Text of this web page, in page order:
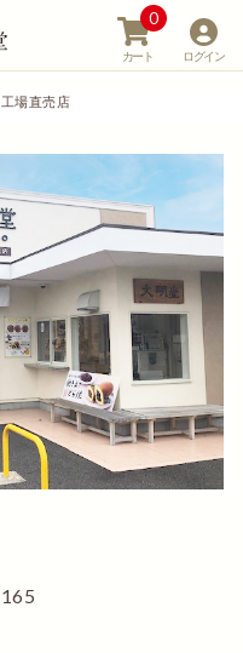
テラの文明堂】
ログイン
カート
0
場直売店